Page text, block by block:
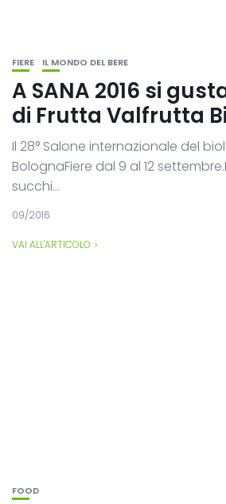
FIERE IL MONDO DEL BERE
A SANA 2016 si
di Frutta Valfrutta
Il 28° Salone internazionale del
BolognaFiere dal 9 al 12
succhi...
09/2016
VAI ALL'ARTICOLO
FOOD